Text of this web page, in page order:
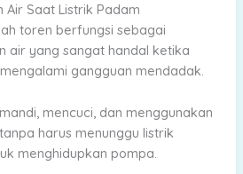
Air Saat Listrik Padam
toren berfungsi sebagai
air yang sangat handal ketika
gangguan mendadak.
mencuci, dan menggunakan
harus menunggu listrik
menghidupkan pompa.